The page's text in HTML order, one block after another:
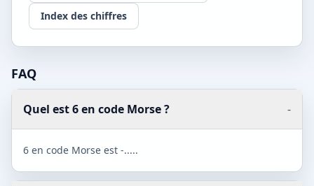
Index des chiffres
FAQ
Quel est 6 en code Morse ? -
6 en code Morse est -.....